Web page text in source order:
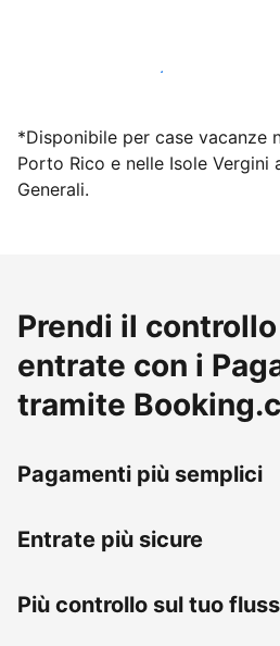
Inizia subito a lavorare con noi
*Disponibile per case vacanze
Porto Rico e nelle Isole Vergini
Generali.
Prendi il
entrate con i
tramite
Pagamenti più semplici
Entrate più sicure
Più controllo sul tuo